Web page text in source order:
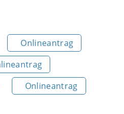
Onlineantrag
Onlineantrag